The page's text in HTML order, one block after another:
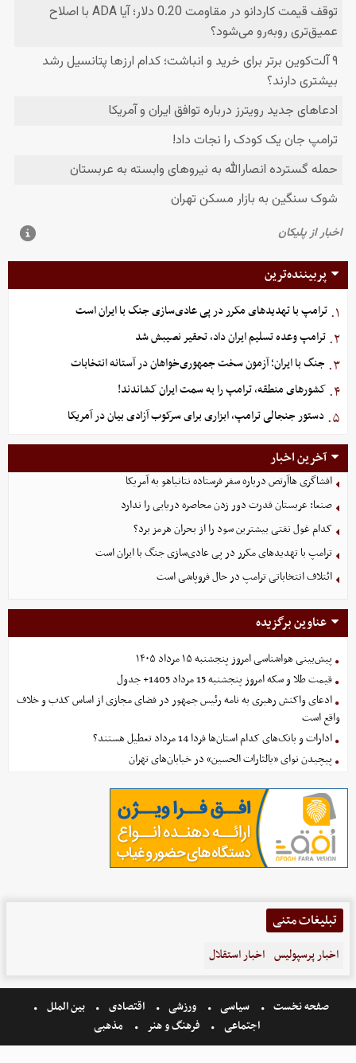
پربیننده‌ترین
۱. ترامپ با تهدیدهای مکرر در پی عادی‌سازی جنگ با ایران است
۲. ترامپ وعده تسلیم ایران داد، تحقیر نصیبش شد
۳. جنگ با ایران؛ آزمون سخت جمهوری‌خواهان در آستانه انتخابات
۴. کشورهای منطقه، ترامپ را به سمت ایران کشاندند!
۵. دستور جنجالی ترامپ، ابزاری برای سرکوب آزادی بیان در آمریکا
آخرین اخبار
افشاگری هاآرتص درباره سفر فرستاده نتانیاهو به آمریکا
صنعا: عربستان قدرت دور زدن محاصره دریایی را ندارد
کدام غول نفتی بیشترین سود را از بحران هرمز برد؟
ترامپ با تهدیدهای مکرر در پی عادی‌سازی جنگ با ایران است
ائتلاف انتخاباتی ترامپ در حال فروپاشی است
عناوین برگزیده
پیش‌بینی هواشناسی امروز پنجشنبه ۱۵ مرداد ۱۴۰۵
قیمت طلا و سکه امروز پنجشنبه 15 مرداد 1405+ جدول
ادعای واکنش رهبری به نامه رئیس جمهور در فضای مجازی از اساس کذب و خلاف
واقع است
ادارات و بانک‌های کدام استان‌ها فردا 14 مرداد تعطیل هستند؟
پیچیدن نوای «یالثارات الحسین» در خیابان‌های تهران
تبلیغات متنی
اخبار پرسپولیس اخبار استقلال
صفحه نخست سیاسی ورزشی اقتصادی
بین الملل
اجتماعی
فرهنگ و هنر مذهبی